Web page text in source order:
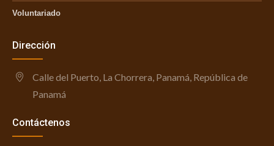
Voluntariado
Dirección
Calle del Puerto, La Chorrera, Panamá, República de
Panamá
Contáctenos